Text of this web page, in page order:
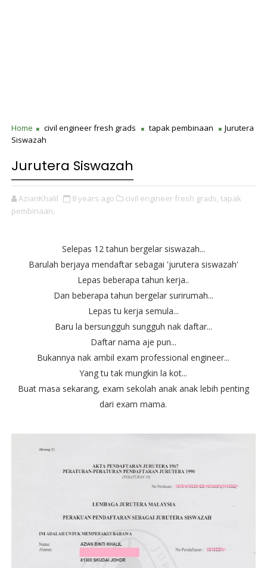
Home civil engineer fresh grads tapak pembinaan
Jurutera
Siswazah
Jurutera Siswazah
AzianKhalil 8 years ago civil engineer fresh grads, tapak
pembinaan,
Selepas 12 tahun bergelar siswazah...
Barulah berjaya mendaftar sebagai 'jurutera siswazah'
Lepas beberapa tahun kerja..
Dan beberapa tahun bergelar surirumah...
Lepas tu kerja semula...
Baru la bersungguh sungguh nak daftar...
Daftar nama aje pun...
Bukannya nak ambil exam professional engineer...
Yang tu tak mungkin la kot...
Buat masa sekarang, exam sekolah anak anak lebih penting
dari exam mama.